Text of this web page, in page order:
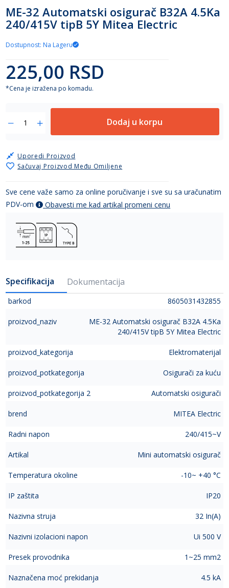
the
beginning
the
gallery
ME-32 Automatski osigurač B32A 4.5Ka
240/415V tipB 5Y Mitea Electric
Dostupnost: Na Lageru
225,00 RSD
*Cena je izražena po komadu.
Dodaj u korpu
Sačuvaj Proizvod Među Omiljene
Uporedi Proizvod
Sve cene važe samo za online poručivanje i sve su sa uračunatim
PDV-om
Obavesti me kad artikal promeni cenu
Specifikacija Dokumentacija
barkod 8605031432855
proizvod_naziv
ME-32 Automatski osigurač B32A 4.5Ka
240/415V tipB 5Y Mitea Electric
proizvod_kategorija Elektromaterijal
proizvod_potkategorija Osigurači za kuću
proizvod_potkategorija 2 Automatski osigurači
brend MITEA Electric
Radni napon 240/415~V
Artikal Mini automatski osigurač
Temperatura okoline -10~ +40 °C
IP zaštita IP20
Nazivna struja 32 In(A)
Nazivni izolacioni napon Ui 500 V
Presek provodnika 1~25 mm2
Naznačena moć prekidanja 4.5 kA